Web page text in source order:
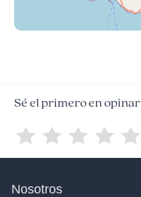
Sé el primero en opinar
Nosotros